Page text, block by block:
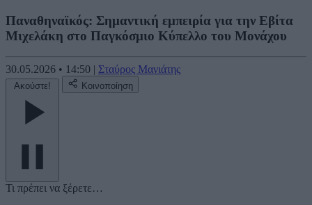
Παναθηναϊκός: Σημαντική εμπειρία για την Εβίτα
Μιχελάκη στο Παγκόσμιο Κύπελλο του Μονάχου
30.05.2026 • 14:50 | Σταύρος Μανιάτης
Ακούστε! Κοινοποίηση
Τι πρέπει να ξέρετε…